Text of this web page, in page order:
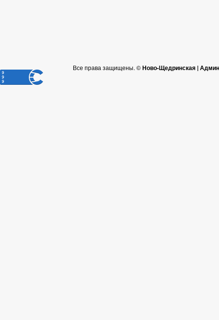
Все права защищены. ©Ново-Щедринская |